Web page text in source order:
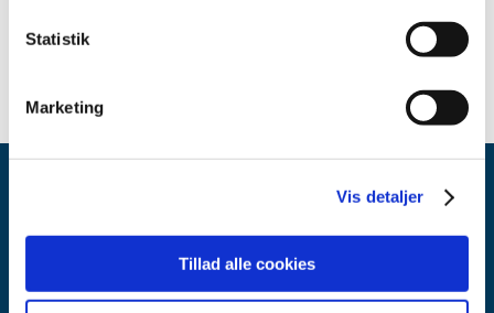
Statistik
Marketing
Vis detaljer
Tillad alle cookies